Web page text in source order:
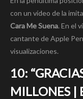
con un vídeo de la
Cara Me Suena. En el
cantante de Apple
visualizaciones.
10:
MILLONES